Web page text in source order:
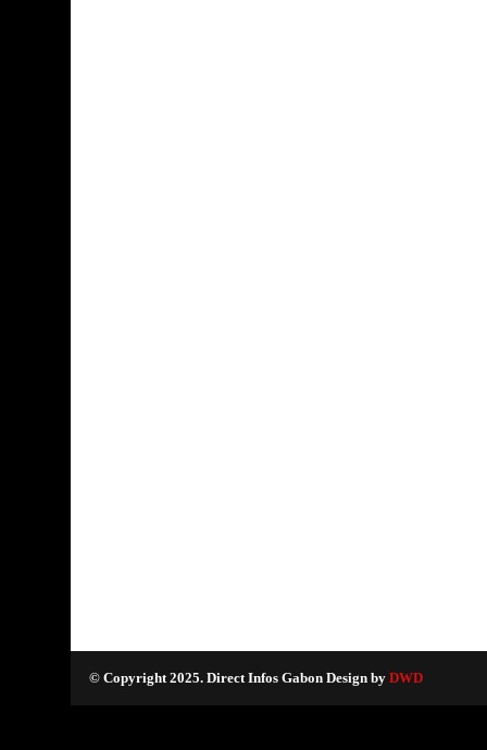
© Copyright 2025. Direct Infos Gabon Design by DWD